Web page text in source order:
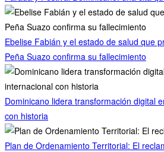
Ebelise Fabián y el estado de salud que
Peña Suazo confirma su fallecimiento
Dominicano lidera transformación digital
con historia
Plan de Ordenamiento Territorial: El